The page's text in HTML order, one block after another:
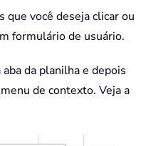
que você deseja clicar ou
formulário de usuário.
da planilha e depois
de contexto. Veja a